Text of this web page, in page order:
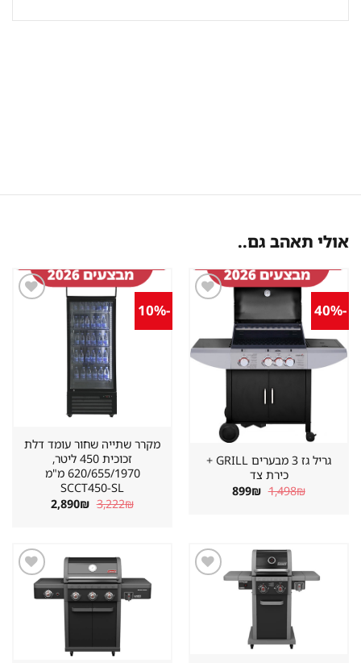
אולי תאהב גם..
במועדפים
גריל גז 3 מבערים GRILL +
כירת צד
1,498 המחיר
המקורי
899 ₪ המחיר
הנוכחי
מקרר שתייה שחור עומד דלת
זכוכית 450 ליטר,
620/655/1970 מ"מ
SCCT450-SL
3,222 המחיר
המקורי
2,890 ₪ המחיר
הנוכחי
שמור
מוצר